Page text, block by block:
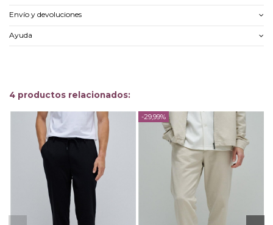
Envío y devoluciones
Ayuda
4 productos relacionados:
-29,99%